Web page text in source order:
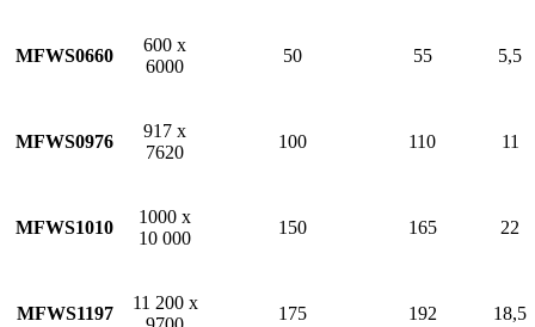
MFWS0660
600 х
6000
50 55 5,5
MFWS0976
917 х
7620
100 110 11
MFWS1010
1000 х
10 000
150 165 22
MFWS1197
11 200 х
175 192 18,5